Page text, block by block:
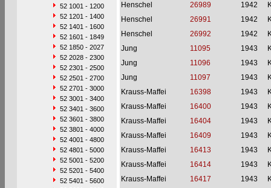
52 1001 - 1200
52 1201 - 1400
52 1401 - 1600
52 1601 - 1849
52 1850 - 2027
52 2028 - 2300
52 2301 - 2500
52 2501 - 2700
52 2701 - 3000
52 3001 - 3400
52 3401 - 3600
52 3601 - 3800
52 3801 - 4000
52 4001 - 4800
52 4801 - 5000
52 5001 - 5200
52 5201 - 5400
52 5401 - 5600
Henschel
26989 1942
Henschel
26991 1942
Henschel
26992 1942
Jung
11095 1943
Jung
11096 1943
Jung
11097 1943
Krauss-Maffei
16398 1943
Krauss-Maffei
16400 1943
Krauss-Maffei
16404 1943
Krauss-Maffei
16409 1943
Krauss-Maffei
16413 1943
Krauss-Maffei
16414 1943
Krauss-Maffei
16417 1943